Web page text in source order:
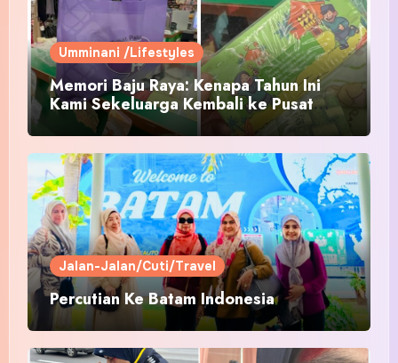
Umminani /Lifestyles
Memori Baju Raya: Kenapa Tahun Ini
Kami Sekeluarga Kembali ke Pusat
Pakaian Hari-Hari?
Jalan-Jalan/Cuti/Travel
Percutian Ke Batam Indonesia